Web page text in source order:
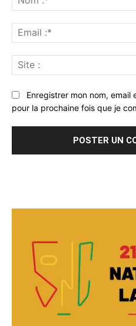
Enregistrer mon nom,
pour la prochaine fois que je